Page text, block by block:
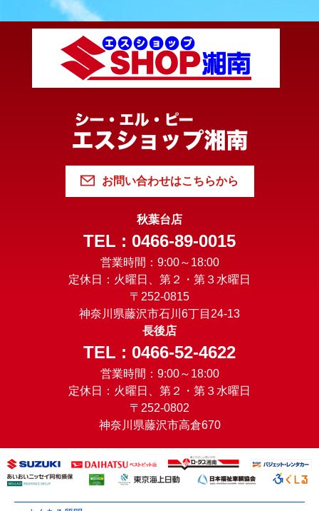
お問い合わせはこちらから
秋葉台店
TEL : 0466-89-0015
営業時間：9:00～18:00
定休日：火曜日、第２・第３水曜日
〒252-0815
神奈川県藤沢市石川6丁目24-13
長後店
TEL : 0466-52-4622
営業時間：9:00～18:00
定休日：火曜日、第２・第３水曜日
〒252-0802
神奈川県藤沢市高倉670